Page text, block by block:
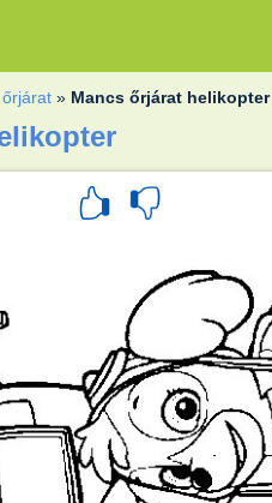
» Mancs őrjárat helikopter